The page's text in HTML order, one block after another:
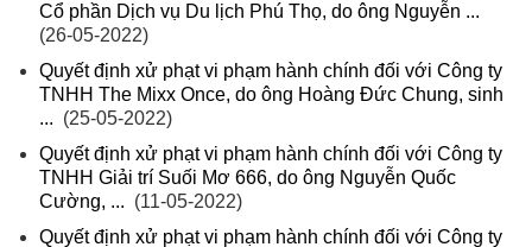
Cổ phần Dịch vụ Du lịch Phú Thọ, do ông Nguyễn ...
(26-05-2022)
Quyết định xử phạt vi phạm hành chính đối với Công ty
TNHH The Mixx Once, do ông Hoàng Đức Chung, sinh
... (25-05-2022)
Quyết định xử phạt vi phạm hành chính đối với Công ty
TNHH Giải trí Suối Mơ 666, do ông Nguyễn Quốc
Cường, ... (11-05-2022)
Quyết định xử phạt vi phạm hành chính đối với Công ty